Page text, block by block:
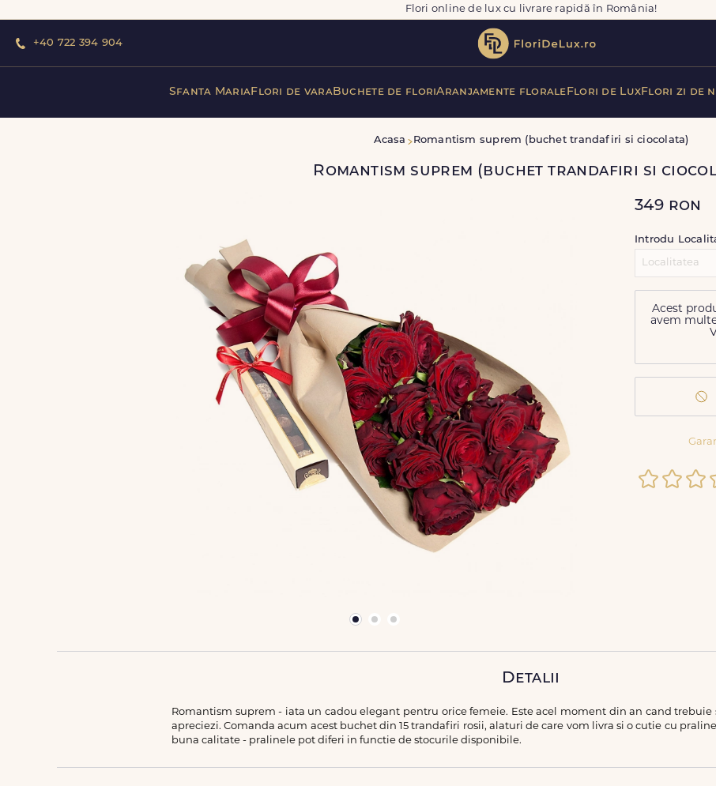
Flori online de lux cu livrare rapidă în România!
+40 722 394 904
Sfanta MariaFlori de varaBuchete de floriAranjamente florale Flori de LuxFlori zi de
Acasa Romantism suprem (buchet trandafiri si ciocolata)
Romantism suprem (buchet trandafiri si
349 ron
Introdu
Acest
avem
Detalii
Romantism suprem - iata un cadou elegant pentru orice femeie. Este acel moment din an cand
apreciezi. Comanda acum acest buchet din 15 trandafiri rosii, alaturi de care vom livra si o cutie cu
buna calitate - pralinele pot diferi in functie de stocurile disponibile.